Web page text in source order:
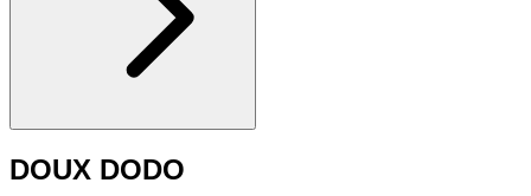
DOUX DODO